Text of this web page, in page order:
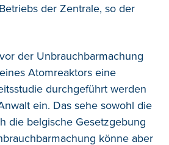
der Zentrale, so der
der Unbrauchbarmachung
Atomreaktors eine
durchgeführt werden
ein. Das sehe sowohl die
die belgische Gesetzgebung
könne aber